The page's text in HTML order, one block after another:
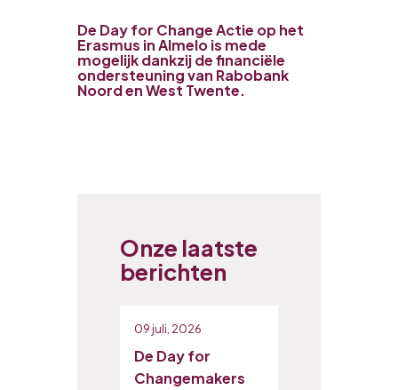
De Day for Change Actie op het
Erasmus in Almelo is mede
mogelijk dankzij de financiële
ondersteuning van Rabobank
Noord en West Twente.
Onze laatste
berichten
09 juli, 2026
De Day for
Changemakers